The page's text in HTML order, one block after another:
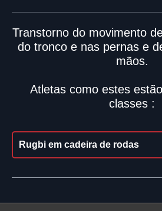
Transtorno do movimento
do tronco e nas pernas e
mãos.
Atletas como estes
classes :
Rugbi em cadeira de rodas